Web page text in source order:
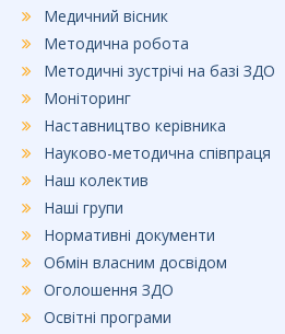
Медичний вісник
Методична робота
Методичні зустрічі на базі ЗДО
Моніторинг
Наставництво керівника
Науково-методична співпраця
Наш колектив
Наші групи
Нормативні документи
Обмін власним досвідом
Оголошення ЗДО
Освітні програми